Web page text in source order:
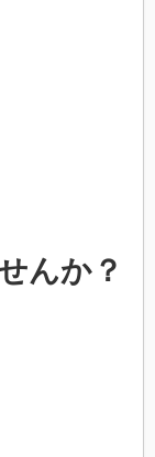
んか？